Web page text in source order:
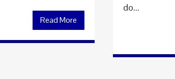
Read More
do...